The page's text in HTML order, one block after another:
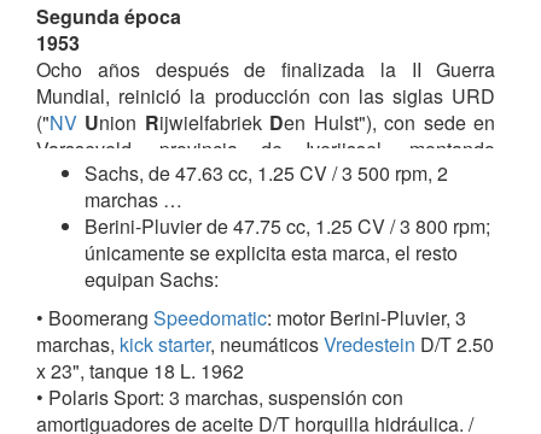
Segunda época
1953
Ocho años después de finalizada la II Guerra
Mundial, reinició la producción con las siglas URD
("NV Union Rijwielfabriek Den Hulst"), con sede en
Varsseveld, provincia de Iverijssel, montando
motores auxiliaresITOMMP58 de 58 cc, en
bicicletas, que rápidamente se substituyeron por los
JLO de 50 cc.
Fabricóautocicloscon motores SACHS yBERINI-
PLUVIER.
1962
Lanzó un ciclomotor de 50 cc, denominado
Sachs, de 47.63 cc, 1.25 CV / 3 500 rpm, 2
marchas …
Berini-Pluvier de 47.75 cc, 1.25 CV / 3 800 rpm;
únicamente se explicita esta marca, el resto
equipan Sachs:
• Boomerang Speedomatic: motor Berini-Pluvier, 3
marchas, kick starter, neumáticosVredestein D/T 2.50
x 23", tanque 18 L. 1962
• Polaris Sport: 3 marchas, suspensión con
amortiguadores de aceite D/T horquilla hidráulica. /